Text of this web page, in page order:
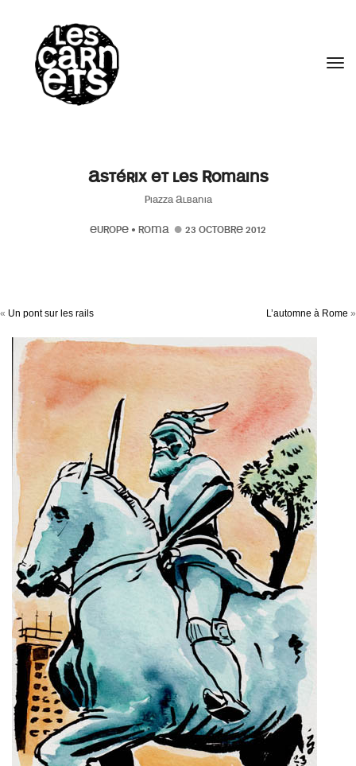
Astérix et les Romains
Piazza Albania
EUROPE • ROMA 23 OCTOBRE 2012
« Un pont sur les rails L’automne à Rome »